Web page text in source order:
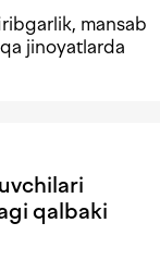
mansab
jinoyatlarda
qalbaki